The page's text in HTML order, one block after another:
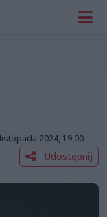
2024, 19:00
Udostępnij